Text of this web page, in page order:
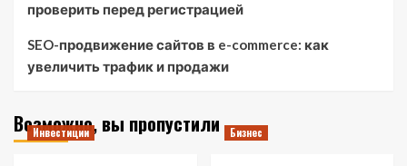
проверить перед регистрацией
SEO-продвижение сайтов в e-commerce: как
увеличить трафик и продажи
Возможно, вы пропустили
Инвестиции Бизнес